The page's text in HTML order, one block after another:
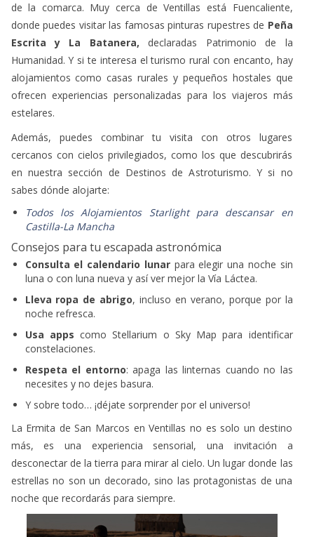
de la comarca. Muy cerca de Ventillas está Fuencaliente,
donde puedes visitar las famosas pinturas rupestres de Peña
Escrita y La Batanera, declaradas Patrimonio de la
Humanidad. Y si te interesa el turismo rural con encanto, hay
alojamientos como casas rurales y pequeños hostales que
ofrecen experiencias personalizadas para los viajeros más
estelares.
Además, puedes combinar tu visita con otros lugares
cercanos con cielos privilegiados, como los que descubrirás
en nuestra sección de Destinos de Astroturismo. Y si no
sabes dónde alojarte:
Todos los Alojamientos Starlight para descansar en
Castilla-La Mancha
Consejos para tu escapada astronómica
Consulta el calendario lunar para elegir una noche sin
luna o con luna nueva y así ver mejor la Vía Láctea.
Lleva ropa de abrigo, incluso en verano, porque por la
noche refresca.
Usa apps como Stellarium o Sky Map para identificar
constelaciones.
Respeta el entorno: apaga las linternas cuando no las
necesites y no dejes basura.
Y sobre todo… ¡déjate sorprender por el universo!
La Ermita de San Marcos en Ventillas no es solo un destino
más, es una experiencia sensorial, una invitación a
desconectar de la tierra para mirar al cielo. Un lugar donde las
estrellas no son un decorado, sino las protagonistas de una
noche que recordarás para siempre.